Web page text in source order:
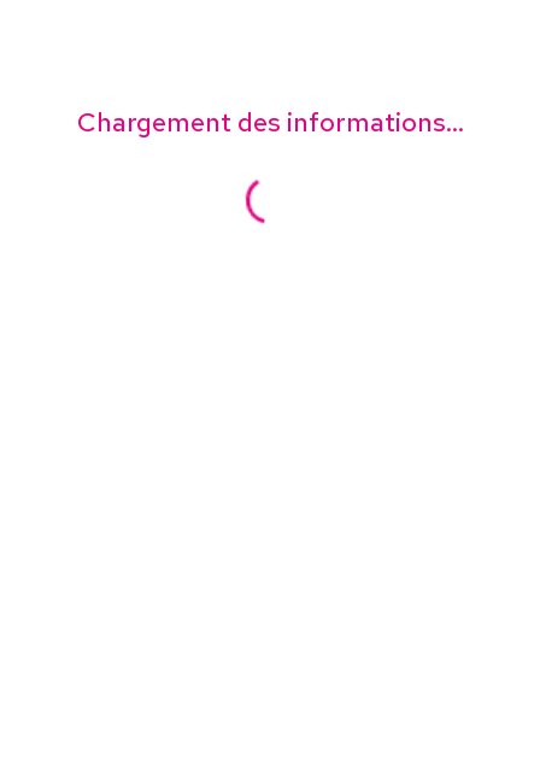
Chargement des informations...